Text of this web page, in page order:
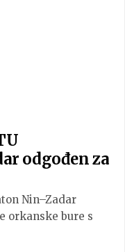
odgođen za
Nin–Zadar
orkanske bure s